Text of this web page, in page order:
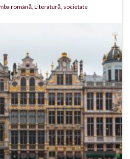
română Literatură societate